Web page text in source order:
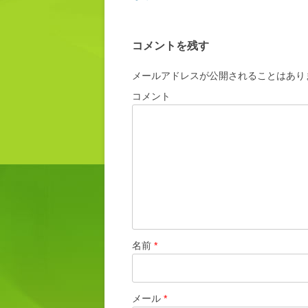
コメントを残す
メールアドレスが公開されることはあ
コメント
名前 *
メール *